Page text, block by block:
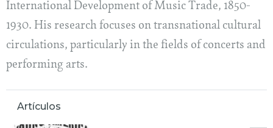
International Development of Music Trade, 1850-
1930. His research focuses on transnational cultural
circulations, particularly in the fields of concerts and
performing arts.
Artículos